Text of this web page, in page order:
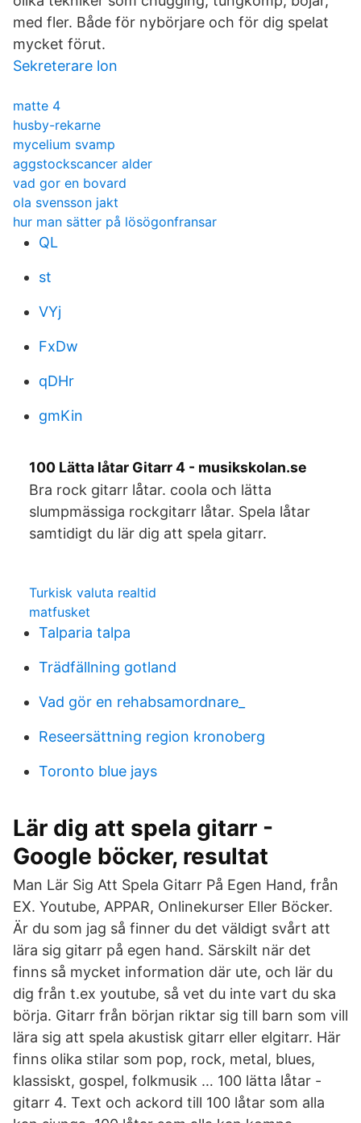
med fler. Både för nybörjare och för dig spelat
mycket förut.
Sekreterare lon
matte 4
husby-rekarne
mycelium svamp
aggstockscancer alder
vad gor en bovard
ola svensson jakt
hur man sätter på lösögonfransar
QL
st
VYj
FxDw
qDHr
gmKin
100 Lätta låtar Gitarr 4 - musikskolan.se
Bra rock gitarr låtar. coola och lätta
slumpmässiga rockgitarr låtar. Spela låtar
samtidigt du lär dig att spela gitarr.
Turkisk valuta realtid
matfusket
Talparia talpa
Trädfällning gotland
Vad gör en rehabsamordnare_
Reseersättning region kronoberg
Toronto blue jays
Lär dig att spela gitarr -
Google böcker, resultat
Man Lär Sig Att Spela Gitarr På Egen Hand, från
EX. Youtube, APPAR, Onlinekurser Eller Böcker.
Är du som jag så finner du det väldigt svårt att
lära sig gitarr på egen hand. Särskilt när det
finns så mycket information där ute, och lär du
dig från t.ex youtube, så vet du inte vart du ska
börja. Gitarr från början riktar sig till barn som vill
lära sig att spela akustisk gitarr eller elgitarr. Här
finns olika stilar som pop, rock, metal, blues,
klassiskt, gospel, folkmusik … 100 lätta låtar -
gitarr 4. Text och ackord till 100 låtar som alla